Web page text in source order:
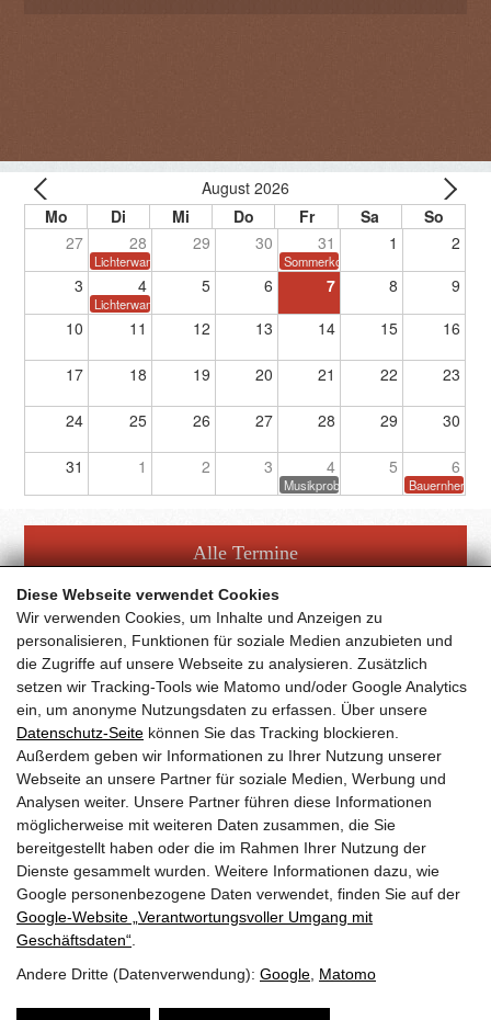
Diese Webseite verwendet Cookies
Wir verwenden Cookies, um Inhalte und Anzeigen zu
personalisieren, Funktionen für soziale Medien anzubieten und
die Zugriffe auf unsere Webseite zu analysieren. Zusätzlich
setzen wir Tracking-Tools wie Matomo und/oder Google Analytics
ein, um anonyme Nutzungsdaten zu erfassen. Über unsere
Datenschutz-Seite können Sie das Tracking blockieren.
Außerdem geben wir Informationen zu Ihrer Nutzung unserer
Webseite an unsere Partner für soziale Medien, Werbung und
Analysen weiter. Unsere Partner führen diese Informationen
möglicherweise mit weiteren Daten zusammen, die Sie
bereitgestellt haben oder die im Rahmen Ihrer Nutzung der
Dienste gesammelt wurden. Weitere Informationen dazu, wie
Google personenbezogene Daten verwendet, finden Sie auf der
Google‑Website „Verantwortungsvoller Umgang mit
Geschäftsdaten“
Andere Dritte (Datenverwendung): Google Matomo
August 2026
27 28 29 30 31 1 2
Lichterwanderung Sommerkonzert
3 4 5 6 7 8 9
Lichterwanderung
10 11 12 13 14 15 16
17 18 19 20 21 22 23
24 25 26 27 28 29 30
31 1 2 3 4 5 6
Musikprobe
Alle Termine
Facebook Fanpage
YouTube Channel
Trachtenmusikkapelle Taxenbach
Obfrau:Andrea Hofer
Gschwandtnerberg 21
5660Taxenbach
Sitemap